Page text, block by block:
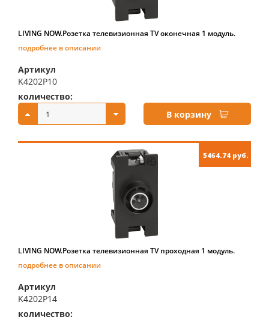
LIVING NOW.Розетка телевизионная TV оконечная 1 модуль.
подробнее в описании
Артикул
K4202P10
количество:
В корзину
5464.74 руб.
LIVING NOW.Розетка телевизионная TV проходная 1 модуль.
подробнее в описании
Артикул
K4202P14
количество: